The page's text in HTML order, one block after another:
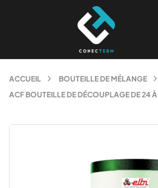
ACCUEIL
BOUTEILLE DE MÉLANGE
ACF BOUTEILLE DE DÉCOUPLAGE DE 24